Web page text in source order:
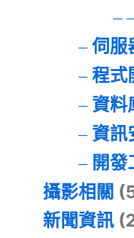
伺服
程式
資料
資訊
開
攝影相關
新聞資訊